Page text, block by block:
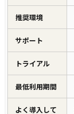
推奨環境
サポート
トライアル
最低利用期間
よく導入して